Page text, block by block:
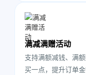
满减满赠活动
支持满额减钱、满
买一点，提升订单